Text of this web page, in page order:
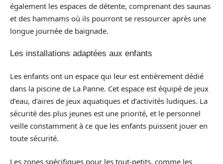
également les espaces de détente, comprenant des saunas
et des hammams où ils pourront se ressourcer après une
longue journée de baignade.
Les installations adaptées aux enfants
Les enfants ont un espace qui leur est entièrement dédié
dans la piscine de La Panne. Cet espace est équipé de jeux
d’eau, d’aires de jeux aquatiques et d’activités ludiques. La
sécurité des plus jeunes est une priorité, et le personnel
veille constamment à ce que les enfants puissent jouer en
toute sécurité.
Les zones spécifiques pour les tout-petits, comme les